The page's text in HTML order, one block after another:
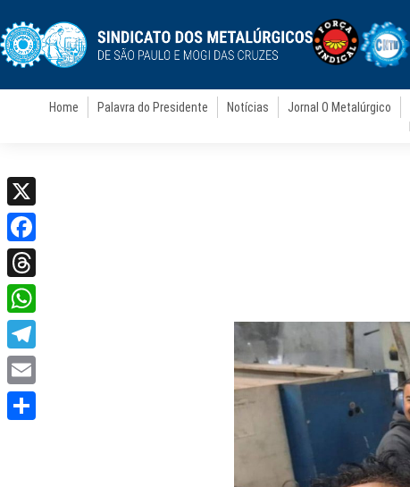
Home Palavra do Presidente Notícias Jornal O Metalúrgico
X
Facebook
Threads
WhatsApp
Telegram
Email